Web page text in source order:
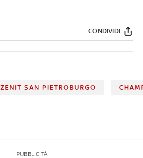
CONDIVIDI
ZENIT SAN PIETROBURGO
PUBBLICITÀ